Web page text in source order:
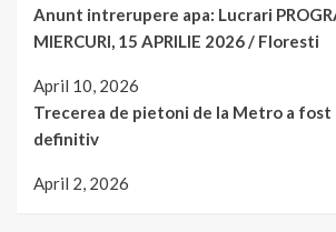
Anunt intrerupere apa: Lucrari
MIERCURI, 15 APRILIE 2026 / Floresti
April 10, 2026
Trecerea de pietoni de la Metro a
definitiv
April 2, 2026